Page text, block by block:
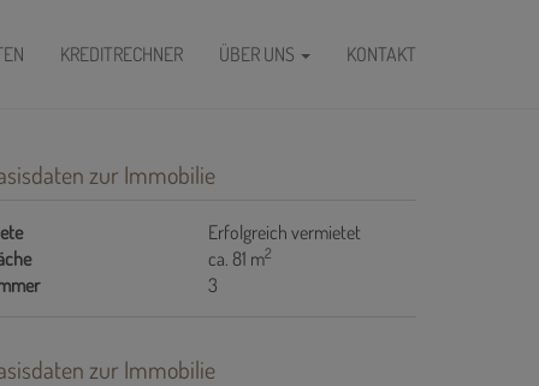
KREDITRECHNER ÜBER UNS KONTAKT
zur Immobilie
Erfolgreich vermietet
ca. 81 m2
3
zur Immobilie